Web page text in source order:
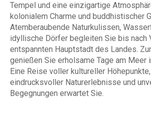
Tempel und eine einzigartige
kolonialem Charme und buddhistischer
Atemberaubende Naturkulissen,
idyllische Dörfer begleiten Sie bis nach
entspannten Hauptstadt des Landes.
genießen Sie erholsame Tage am Meer
Eine Reise voller kultureller Höhepunkte,
eindrucksvoller Naturerlebnisse und
Begegnungen erwartet Sie.